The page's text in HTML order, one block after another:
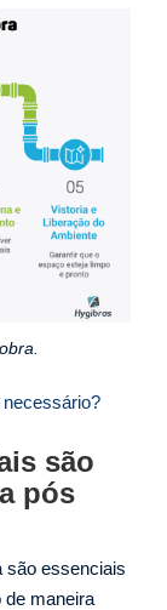
são
pós
são essenciais
de maneira